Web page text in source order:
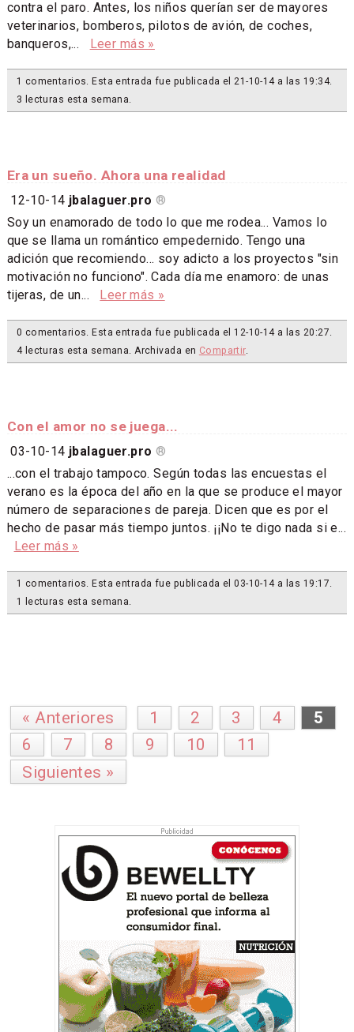
contra el paro. Antes, los niños querían ser de mayores
veterinarios, bomberos, pilotos de avión, de coches,
banqueros,... Leer más »
1 comentarios. Esta entrada fue publicada el 21-10-14 a las 19:34.
3 lecturas esta semana.
Era un sueño. Ahora una realidad
12-10-14 jbalaguer.pro ®
Soy un enamorado de todo lo que me rodea... Vamos lo
que se llama un romántico empedernido. Tengo una
adición que recomiendo... soy adicto a los proyectos "sin
motivación no funciono". Cada día me enamoro: de unas
tijeras, de un...
Leer más »
0 comentarios. Esta entrada fue publicada el 12-10-14 a las 20:27.
4 lecturas esta semana. Archivada en Compartir.
Con el amor no se juega...
03-10-14 jbalaguer.pro ®
...con el trabajo tampoco. Según todas las encuestas el
verano es la época del año en la que se produce el mayor
número de separaciones de pareja. Dicen que es por el
hecho de pasar más tiempo juntos. ¡¡No te digo nada si e...
Leer más »
1 comentarios. Esta entrada fue publicada el 03-10-14 a las 19:17.
1 lecturas esta semana.
« Anteriores 1 2 3 4
5
6
7 8 9 10
11
Siguientes »